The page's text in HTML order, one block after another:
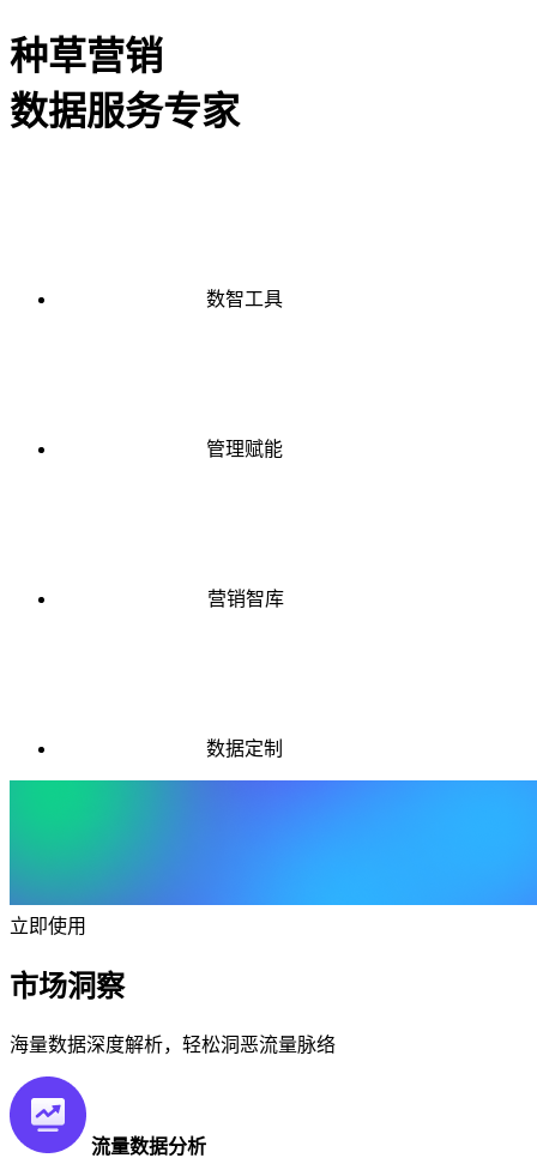
种草营销
数据服务专家
数智工具
管理赋能
营销智库
数据定制
立即使用
市场洞察
海量数据深度解析，轻松洞恶流量脉络
流量数据分析